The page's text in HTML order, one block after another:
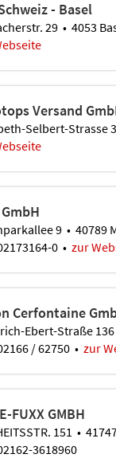
- Basel
29 • 4053
Versand
Selbert-Strasse
9 • 40789
0 •zur
Cerfontaine
Ebert-Straße
/ 62750 •zur
FUXX GMBH
151 •
3618960